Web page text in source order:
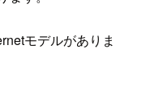
モデルがありま